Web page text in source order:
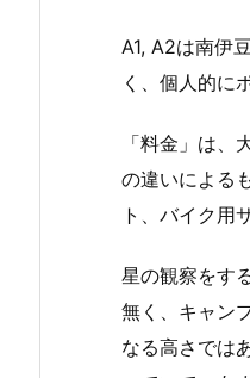
A1, A2は南伊
く、個人的に
「料金」は
の違いによる
ト、バイク用
星の観察をす
無く、キャン
なる高さでは